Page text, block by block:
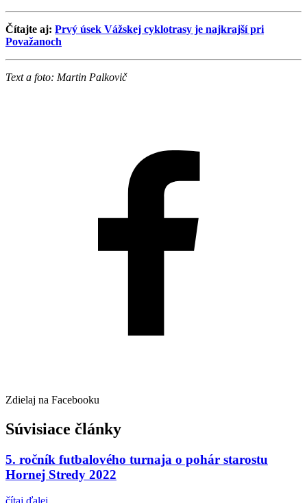
Čítajte aj: Prvý úsek Vážskej cyklotrasy je najkrajší pri
Považanoch
Text a foto: Martin Palkovič
Zdielaj na Facebooku
Súvisiace články
5. ročník futbalového turnaja o pohár starostu
Hornej Stredy 2022